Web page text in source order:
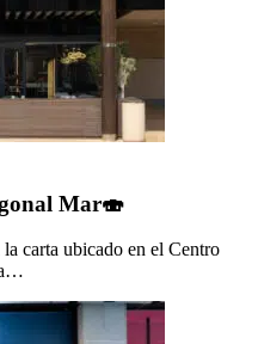
Mar🍣
carta ubicado en el Centro